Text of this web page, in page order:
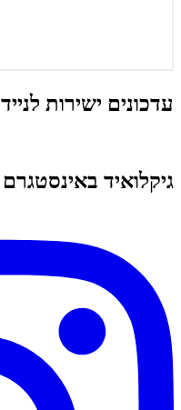
עדכונים ישירות לנייד
גיקלואיד באינסטגרם